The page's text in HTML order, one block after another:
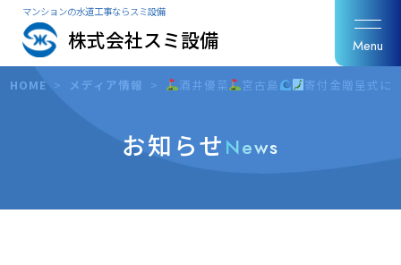
マンションの水道工事ならスミ設備
株式会社スミ設備 Menu
お知らせNews
HOME > メディア情報 > 酒井優菜 宮古島 寄付金贈呈式